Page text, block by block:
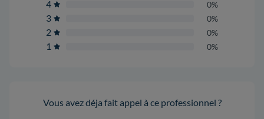
4 0%
3 0%
2 0%
1 0%
Vous avez déja fait appel à ce professionnel ?